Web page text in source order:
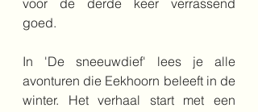
voor de derde keer verrassend
goed.
In 'De sneeuwdief' lees je alle
avonturen die Eekhoorn beleeft in de
winter. Het verhaal start met een